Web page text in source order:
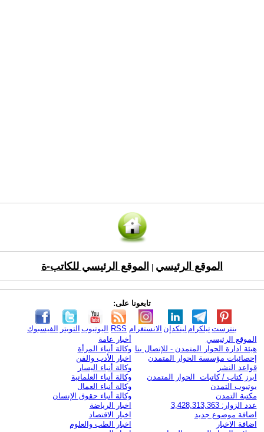
الموقع الرئيسي الموقع الرئيسي للكاتب-ة
تابعونا على:
الفيسبوك التويتر اليوتيوب RSS الانستغرام لينكدإن تيلكرامبنترست
الموقع الرئيسي
هيئة ادارة الحوار المتمدن - للإتصال بنا
إحصائيات مؤسسة الحوار المتمدن
قواعد النشر
ابرز كتاب / كاتبات الحوار المتمدن
يوتيوب التمدن
مكتبة التمدن
عدد الزوار: 3,428,313,363
اضافة موضوع جديد
اضافة الاخبار
أخبار عامة
وكالة أنباء المرأة
اخبار الأدب والفن
وكالة أنباء اليسار
وكالة أنباء العلمانية
وكالة أنباء العمال
وكالة أنباء حقوق الإنسان
اخبار الرياضة
اخبار الاقتصاد
اخبار الطب والعلوم